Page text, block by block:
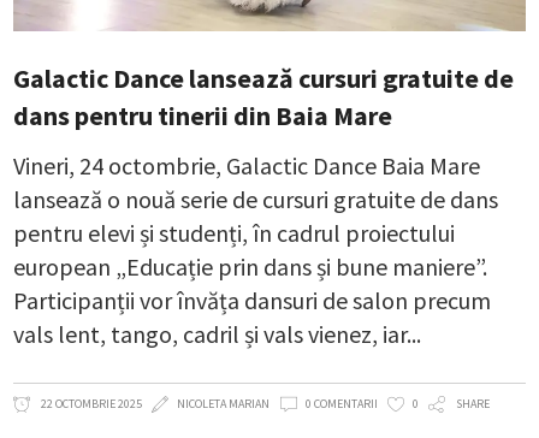
Galactic Dance lansează cursuri gratuite de
dans pentru tinerii din Baia Mare
Vineri, 24 octombrie, Galactic Dance Baia Mare
lansează o nouă serie de cursuri gratuite de dans
pentru elevi și studenți, în cadrul proiectului
european „Educație prin dans și bune maniere”.
Participanții vor învăța dansuri de salon precum
vals lent, tango, cadril și vals vienez, iar
22 OCTOMBRIE 2025 NICOLETA MARIAN 0 COMENTARII 0 SHARE